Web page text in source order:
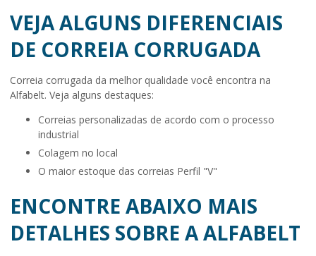
VEJA ALGUNS DIFERENCIAIS
DE CORREIA CORRUGADA
Correia corrugada da melhor qualidade você encontra na
Alfabelt. Veja alguns destaques:
correias personalizadas de acordo com o processo
industrial
colagem no local
o maior estoque das correias Perfil "V"
ENCONTRE ABAIXO MAIS
DETALHES SOBRE A ALFABELT